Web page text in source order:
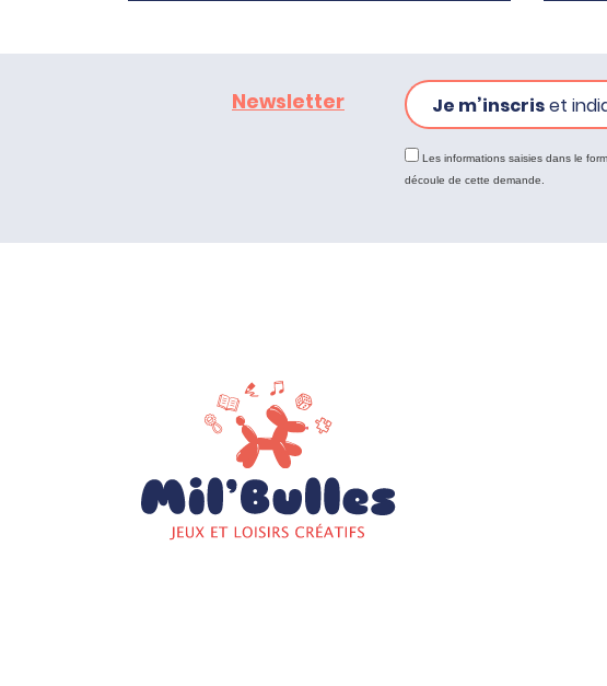
Newsletter Je m’inscriset
Les informations saisies dans le
découle de cette demande.